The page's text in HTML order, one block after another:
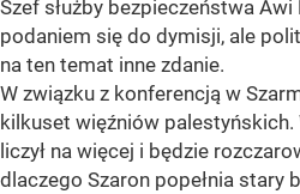
Szef służby bezpieczeństwa
podaniem się do dymisji, ale
na ten temat inne zdanie.
W związku z konferencją w
kilkuset więźniów
liczył na więcej i będzie
dlaczego Szaron popełnia stary